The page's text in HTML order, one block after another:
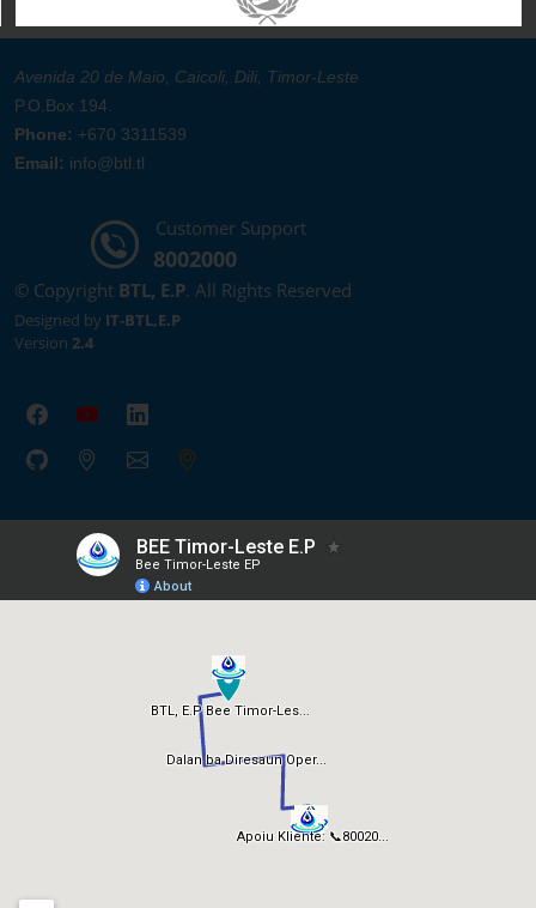
Avenida 20 de Maio, Caicoli, Dili, Timor-Leste
P.O.Box 194.
Phone: +670 3311539
Email: info@btl.tl
Customer Support
8002000
© Copyright BTL, E.P. All Rights Reserved
Designed by IT-BTL,E.P
Version 2.4